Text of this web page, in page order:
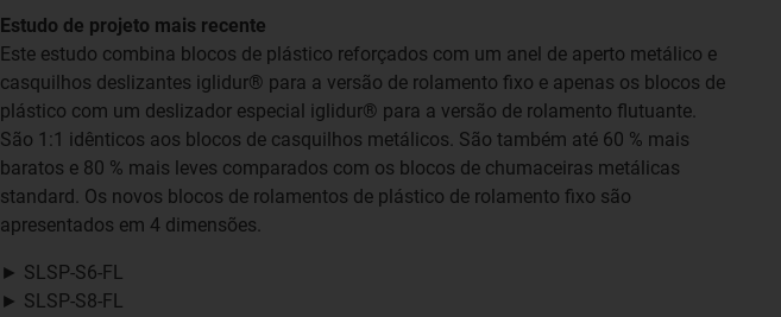
Estudo de projeto mais recente
Este estudo combina blocos de plástico reforçados com um anel de aperto metálico e
casquilhos deslizantes iglidur® para a versão de rolamento fixo e apenas os blocos de
plástico com um deslizador especial iglidur® para a versão de rolamento flutuante.
São 1:1 idênticos aos blocos de casquilhos metálicos. São também até 60 % mais
baratos e 80 % mais leves comparados com os blocos de chumaceiras metálicas
standard. Os novos blocos de rolamentos de plástico de rolamento fixo são
apresentados em 4 dimensões.
► SLSP-S6-FL
► SLSP-S8-FL